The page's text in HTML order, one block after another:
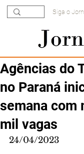
Siga o
Agências do
no Paraná
semana com
mil vagas
24/04/2023